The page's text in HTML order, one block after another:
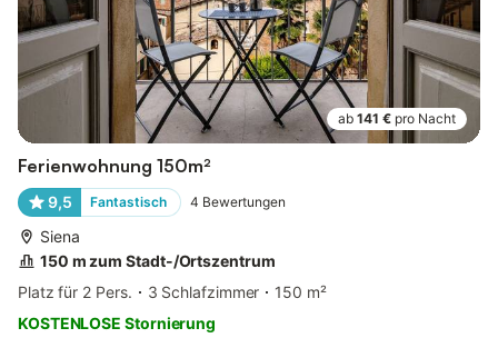
ab 141 € pro Nacht
Ferienwohnung 150m²
9,5 Fantastisch 4 Bewertungen
Siena
150 m zum Stadt-/Ortszentrum
Platz für 2 Pers.
3 Schlafzimmer
150 m²
KOSTENLOSE Stornierung